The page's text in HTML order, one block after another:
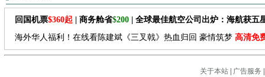
回国机票$360起 | 商务舱省$200 | 全球最佳航空公司出炉：海航获五
海外华人福利！在线看陈建斌《三叉戟》热血归回 豪情筑梦 高清免
关于本站| 广告服务